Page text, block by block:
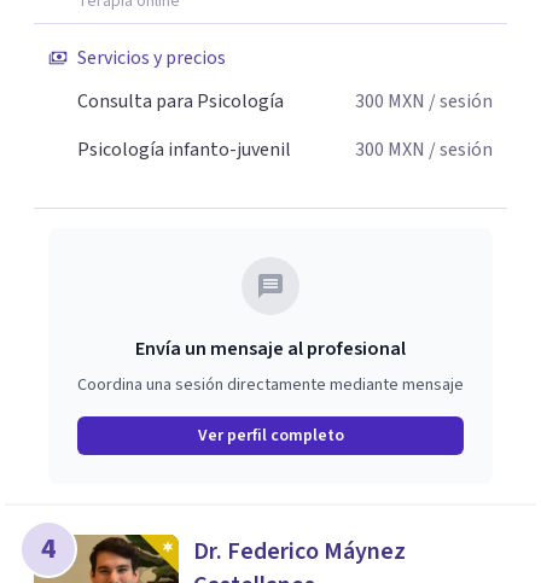
Servicios y precios
Consulta para Psicología
300 MXN / sesión
Psicología infanto-juvenil
300 MXN / sesión
Envía un mensaje al profesional
Coordina una sesión directamente mediante mensaje
Ver perfil completo
4
Dr. Federico Máynez